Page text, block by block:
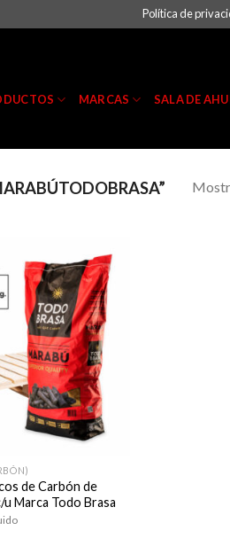
Política de
MARCAS SALA DE
de Carbón de
u Marca Todo Brasa